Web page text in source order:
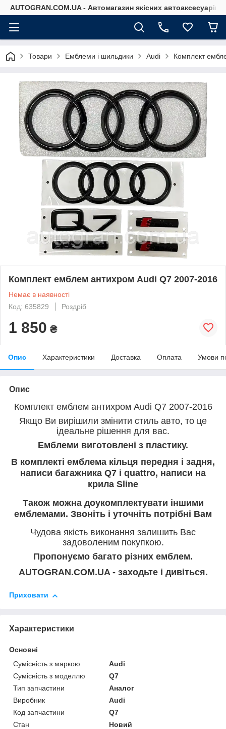
AUTOGRAN.COM.UA - Автомагазин якісних автоаксесуарів
Товари Емблеми і шильдики Audi Комплект
Комплект емблем антихром Audi Q7 2007-2016
Немає в наявності
Код: 635829
Роздріб
1 850 ₴
Опис Характеристики Доставка Оплата Умови
Опис
Комплект емблем антихром Audi Q7 2007-2016
Якщо Ви вирішили змінити стиль авто, то це
ідеальне рішення для вас.
Емблеми виготовлені з пластику.
В комплекті емблема кільця передня і задня,
написи багажника Q7 i quattro, написи на
крила Sline
Також можна доукомплектувати іншими
емблемами. Звоніть і уточніть потрібні Вам
Чудова якість виконання залишить Вас
задоволеним покупкою.
Пропонуємо багато різних емблем.
AUTOGRAN.COM.UA - заходьте і дивіться.
Приховати
Характеристики
Основні
Сумісність з маркою
Audi
Сумісність з моделлю
Q7
Тип запчастини
Аналог
Виробник
Audi
Код запчастини
Q7
Стан
Новий